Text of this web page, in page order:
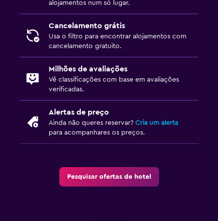
alojamentos num só lugar.
Cancelamento grátis
Usa o filtro para encontrar alojamentos com
cancelamento gratuito.
Milhões de avaliações
Vê classificações com base em avaliações
verificadas.
Alertas de preço
Ainda não queres reservar? Cria um alerta
para acompanhares os preços.
Pesquisar ofertas de hotel